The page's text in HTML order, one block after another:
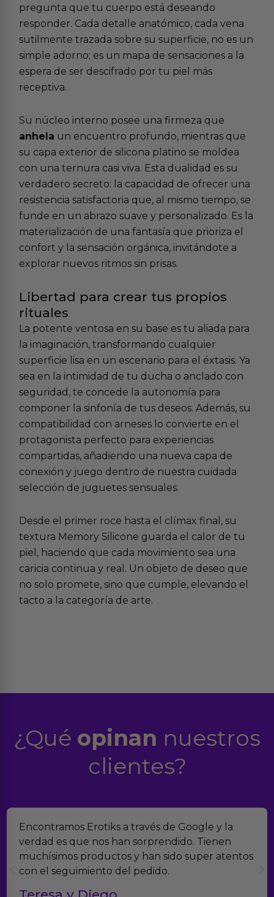
pregunta que tu cuerpo está deseando
responder. Cada detalle anatómico, cada vena
sutilmente trazada sobre su superficie, no es un
simple adorno; es un mapa de sensaciones a la
espera de ser descifrado por tu piel más
receptiva.
Su núcleo interno posee una firmeza que
anhela un encuentro profundo, mientras que
su capa exterior de silicona platino se moldea
con una ternura casi viva. Esta dualidad es su
verdadero secreto: la capacidad de ofrecer una
resistencia satisfactoria que, al mismo tiempo, se
funde en un abrazo suave y personalizado. Es la
materialización de una fantasía que prioriza el
confort y la sensación orgánica, invitándote a
explorar nuevos ritmos sin prisas.
Libertad para crear tus propios
rituales
La potente ventosa en su base es tu aliada para
la imaginación, transformando cualquier
superficie lisa en un escenario para el éxtasis. Ya
sea en la intimidad de tu ducha o anclado con
seguridad, te concede la autonomía para
componer la sinfonía de tus deseos. Además, su
compatibilidad con arneses lo convierte en el
protagonista perfecto para experiencias
compartidas, añadiendo una nueva capa de
conexión y juego dentro de nuestra cuidada
selección de juguetes sensuales.
Desde el primer roce hasta el clímax final, su
textura Memory Silicone guarda el calor de tu
piel, haciendo que cada movimiento sea una
caricia continua y real. Un objeto de deseo que
no solo promete, sino que cumple, elevando el
tacto a la categoría de arte.
¿Qué opinan nuestros
clientes?
Suelo comprar en tiendas eróticas online, y
Erotiks es una de las que más me gustan. No he
tenido nunca ningún problema con los
productos.